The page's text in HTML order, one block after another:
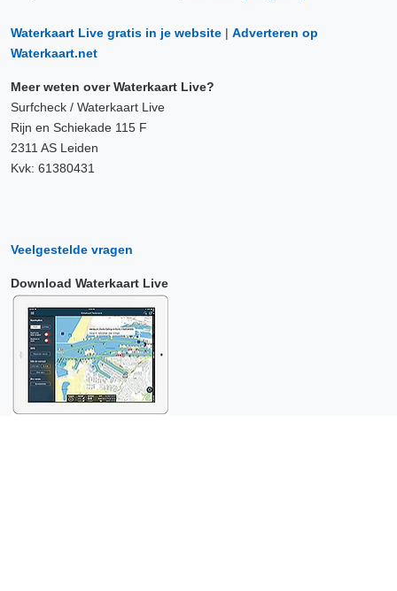
Waterkaart Live gratis in je website | Adverteren op
Waterkaart.net
Meer weten over Waterkaart Live?
Surfcheck / Waterkaart Live
Rijn en Schiekade 115 F
2311 AS Leiden
Kvk: 61380431
Veelgestelde vragen
Download Waterkaart Live